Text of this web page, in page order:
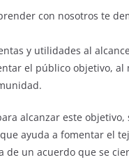
con nosotros te
y utilidades al
el público objetivo,
alcanzar este
ayuda a fomentar el
un acuerdo que se